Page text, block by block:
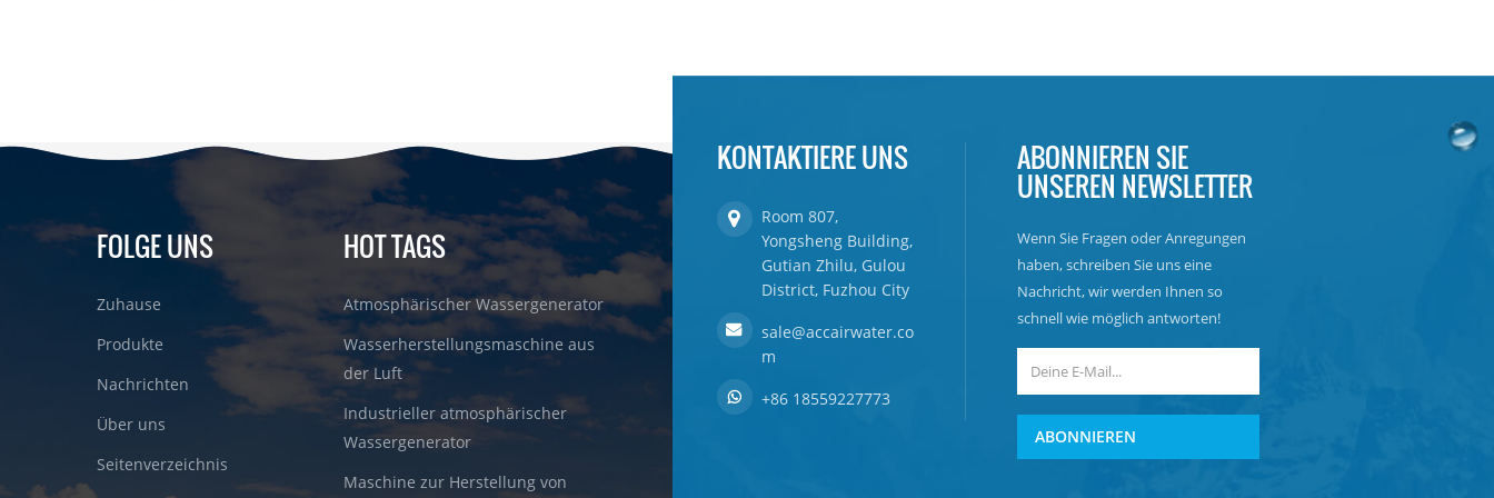
FOLGE UNS
Zuhause
Produkte
Nachrichten
Über uns
Seitenverzeichnis
HOT TAGS
Atmosphärischer Wassergenerator
Wasserherstellungsmaschine aus
der Luft
Industrieller atmosphärischer
Wassergenerator
Maschine zur Herstellung von
KONTAKTIERE UNS
Room 807,
Yongsheng Building,
Gutian Zhilu, Gulou
District, Fuzhou City
sale@accairwater.co
m
+86 18559227773
ABONNIEREN SIE
UNSEREN NEWSLETTER
Wenn Sie Fragen oder Anregungen
haben, schreiben Sie uns eine
Nachricht, wir werden Ihnen so
schnell wie möglich antworten!
ABONNIEREN